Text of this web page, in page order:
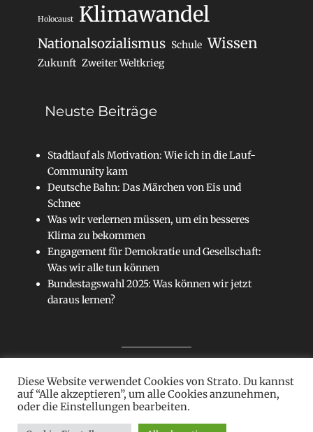
Holocaust Klimawandel
Nationalsozialismus Schule Wissen
Zukunft Zweiter Weltkrieg
Neuste Beiträge
Stadtlauf als Motivation: Wie ich in die Lauf-
Community kam
Deutsche Bahn: Das Märchen von Eis und
Schnee
Was wir verlernen müssen, um ein besseres
Klima zu bekommen
Engagement für Demokratie und Gesellschaft:
Was wir alle tun können
Bundestagswahl 2025: Was können wir jetzt
daraus lernen?
Sitemap
Diese Website verwendet Cookies von Strato. Du kannst
auf “Alle akzeptieren”, um alle Cookies anzunehmen,
oder die Einstellungen bearbeiten.